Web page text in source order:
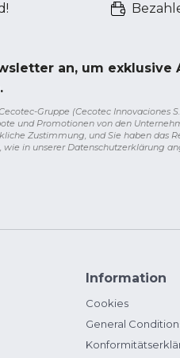
an, um exklusive
Gruppe (Cecotec Innovaciones
und Promotionen von den
Zustimmung, und Sie haben das
in unserer Datenschutzerklärung
Information
Cookies
General